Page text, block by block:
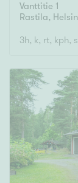
Vanttitie 1
Rastila,
3h, k, rt, kph,